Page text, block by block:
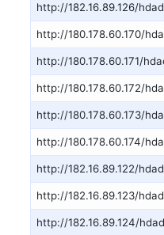
http://182.16.89.126/
http://180.178.60.170/
http://180.178.60.171/
http://180.178.60.172/
http://180.178.60.173/
http://180.178.60.174/
http://182.16.89.122/
http://182.16.89.123/
http://182.16.89.124/